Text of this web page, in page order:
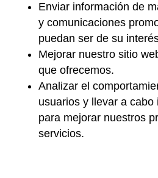
Enviar información de
y comunicaciones
puedan ser de su
Mejorar nuestro sitio
que ofrecemos.
Analizar el
usuarios y llevar a cabo
para mejorar nuestros
servicios.